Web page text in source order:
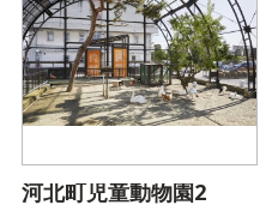
河北町児童動物園2